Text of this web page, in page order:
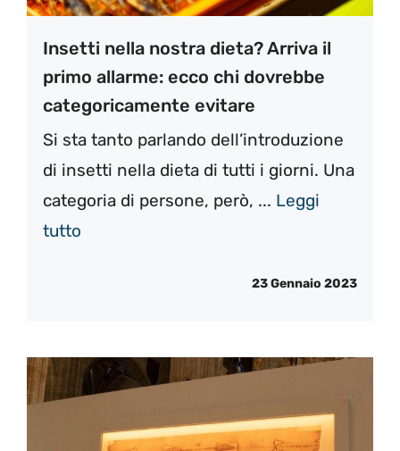
Insetti nella nostra dieta? Arriva il
primo allarme: ecco chi dovrebbe
categoricamente evitare
Si sta tanto parlando dell’introduzione
di insetti nella dieta di tutti i giorni. Una
categoria di persone, però, ... Leggi
tutto
23 Gennaio 2023